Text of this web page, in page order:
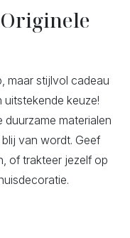
maar stijlvol cadeau
uitstekende keuze!
materialen
van wordt. Geef
of trakteer jezelf op